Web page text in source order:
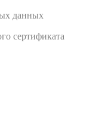
данных
сертификата